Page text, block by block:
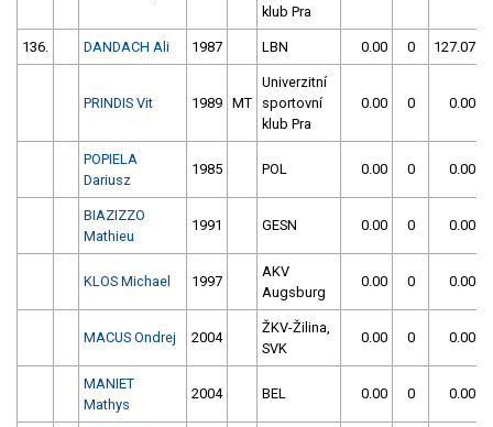
klub Pra
136. DANDACH Ali 1987 LBN 0.00 0 127.07
PRINDIS Vit 1989 MT
Univerzitní
sportovní
klub Pra
0.00 0 0.00
POPIELA
Dariusz
1985 POL 0.00 0 0.00
BIAZIZZO
Mathieu
1991 GESN 0.00 0 0.00
KLOS Michael 1997
AKV
Augsburg
0.00 0 0.00
MACUS Ondrej 2004
ŽKV-Žilina,
SVK
0.00 0 0.00
MANIET
Mathys
2004 BEL 0.00 0 0.00